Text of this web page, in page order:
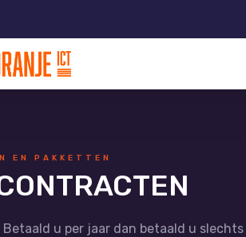
EN PAKKETTEN
u per jaar dan betaald u slechts